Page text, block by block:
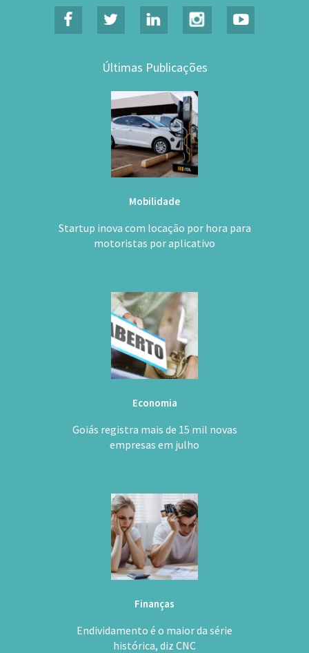
Últimas Publicações
Mobilidade
Startup inova com locação por hora para
motoristas por aplicativo
Economia
Goiás registra mais de 15 mil novas
empresas em julho
Finanças
Endividamento é o maior da série
histórica, diz CNC